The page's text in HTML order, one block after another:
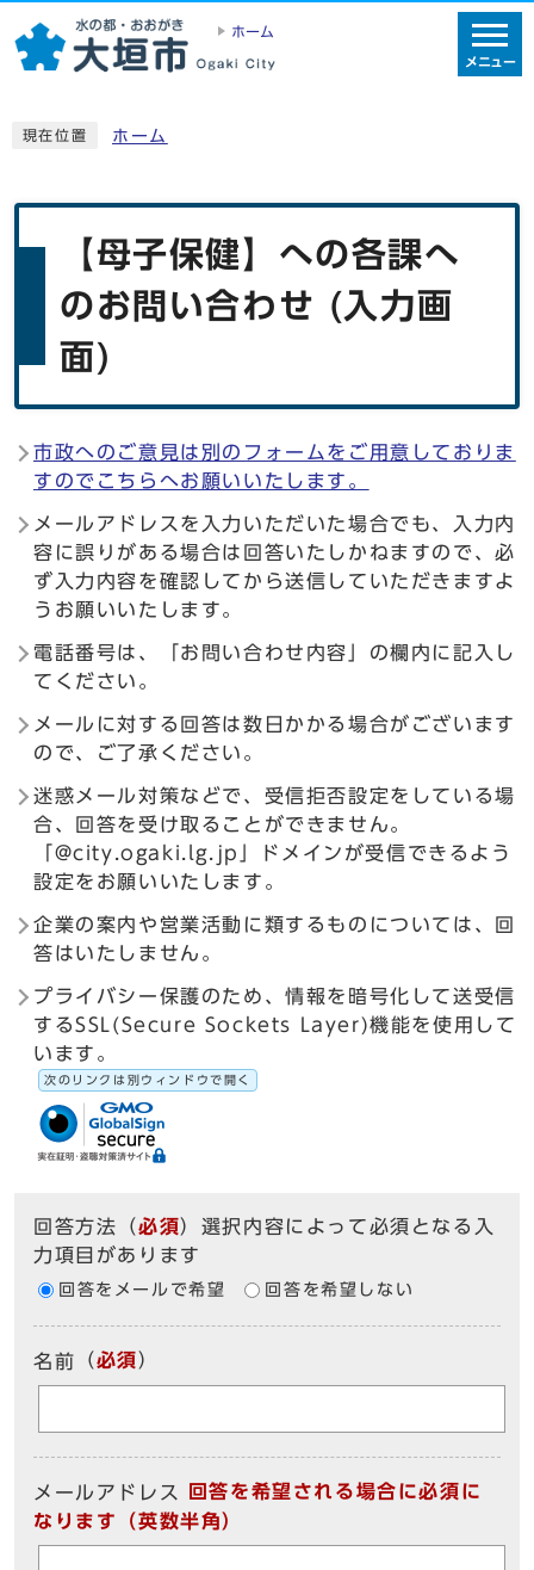
ホーム
メニュー
現在位置 ホーム
【母子保健】への各課へ
のお問い合わせ (入力画
面)
市政へのご意見は別のフォームをご用意しておりま
すのでこちらへお願いいたします。
メールアドレスを入力いただいた場合でも、入力内
容に誤りがある場合は回答いたしかねますので、必
ず入力内容を確認してから送信していただきますよ
うお願いいたします。
電話番号は、「お問い合わせ内容」の欄内に記入し
てください。
メールに対する回答は数日かかる場合がございます
ので、ご了承ください。
迷惑メール対策などで、受信拒否設定をしている場
合、回答を受け取ることができません。
「@city.ogaki.lg.jp」ドメインが受信できるよう
設定をお願いいたします。
企業の案内や営業活動に類するものについては、回
答はいたしません。
プライバシー保護のため、情報を暗号化して送受信
するSSL(Secure Sockets Layer)機能を使用して
います。
次のリンクは別ウィンドウで開く
回答方法 （必須）選択内容によって必須となる入
力項目があります
回答をメールで希望 回答を希望しない
名前 （必須）
メールアドレス
回答を希望される場合に必須に
なります（英数半角）